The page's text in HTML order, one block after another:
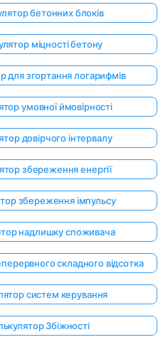
бетонних блоків
міцності бетону
для згортання логарифмів
умовної ймовірності
довірчого інтервалу
збереження енергії
збереження імпульсу
надлишку споживача
складного відсотка
систем керування
Збіжності